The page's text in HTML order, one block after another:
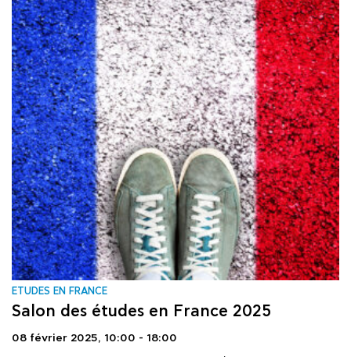
ΕTUDES EN FRANCE
Salon des études en France 2025
08 février 2025, 10:00 - 18:00